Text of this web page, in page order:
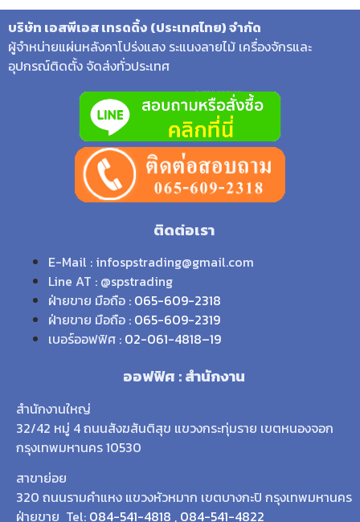
บริษัท เอสพีเอส เทรดดิ้ง (ประเทศไทย) จำกัด
ผู้จำหน่ายแผ่นหลังคาโปร่งแสง ระแนงลายไม้ เครื่องจักรและ
อุปกรณ์ติดตั้ง จัดส่งทั่วประเทศ
ติดต่อเรา
E-Mail : infospstrading@gmail.com
Line AT : @spstrading
ฝ่ายขาย มือถือ : 065-609-2318
ฝ่ายขาย มือถือ : 065-609-2319
เบอร์ออฟฟิศ : 02-061-4818–19
ออฟฟิศ : สำนักงาน
สำนักงานใหญ่
32/42 หมู่ 4 ถนนสังฆสันติสุข แขวงกระทุ่มราย เขตหนองจอก
กรุงเทพมหานคร 10530
สาขาย่อย
320 ถนนรามคำแหง แขวงหัวหมาก เขตบางกะปิ กรุงเทพมหานคร
ฝ่ายขาย Tel: 084-541-4818 , 084-541-4822